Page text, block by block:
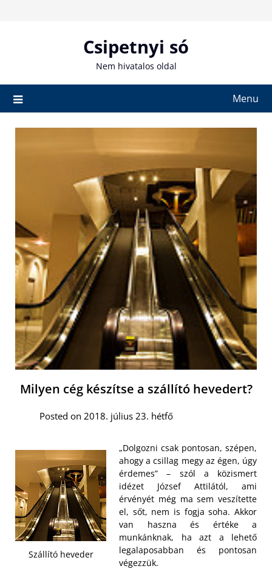
Csipetnyi só
Nem hivatalos oldal
Menu
Milyen cég készítse a szállító hevedert?
Posted on 2018. július 23. hétfő
Szállító heveder
„Dolgozni csak pontosan, szépen,
ahogy a csillag megy az égen, úgy
érdemes” – szól a közismert
idézet József Attilától, ami
érvényét még ma sem veszítette
el, sőt, nem is fogja soha. Akkor
van haszna és értéke a
munkánknak, ha azt a lehető
legalaposabban és pontosan
végezzük.